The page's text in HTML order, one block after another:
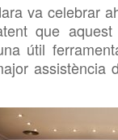
va
que
útil
assistència